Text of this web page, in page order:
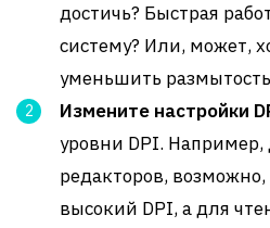
достичь? Быстрая
систему? Или, может,
уменьшить
Измените настройки
уровни DPI. Например,
редакторов,
высокий DPI, а для